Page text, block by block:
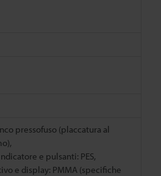
pressofuso (placcatura al
e pulsanti: PES,
e display: PMMA (specifiche